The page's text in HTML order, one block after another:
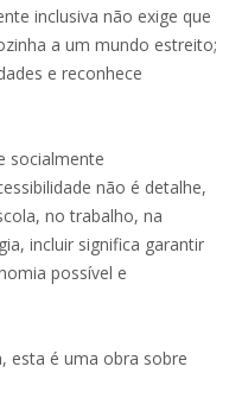
inclusiva não exige que
a um mundo estreito;
e reconhece
socialmente
não é detalhe,
no trabalho, na
incluir significa garantir
possível e
esta é uma obra sobre